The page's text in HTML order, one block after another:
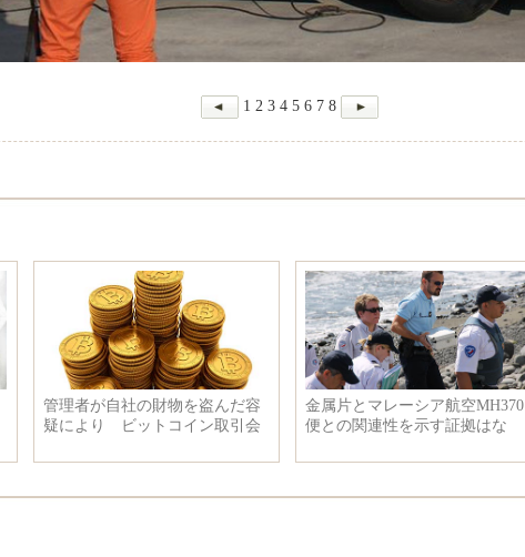
1 2 3 4 5 6 7 8
管理者が自社の財物を盗んだ容
疑により ビットコイン取引会
金属片とマレーシア航空MH370
便との関連性を示す証拠はな
報と判明